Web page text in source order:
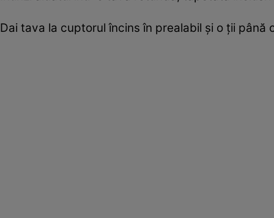
Dai tava la cuptorul încins în prealabil și o ții până